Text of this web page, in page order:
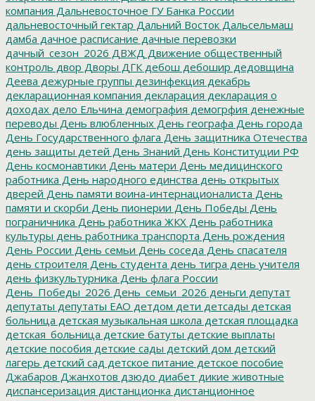
компания Дальневосточное ГУ Банка России
дальневосточный гектар Дальний Восток Дальсельмаш
дамба дачное расписание дачные перевозки
дачный_сезон_2026 ДВЖД Движение общественный
контроль двор Дворы ДГК дебош дебошир дедовщина
Деева дежурные группы дезинфекция декабрь
декларационная компания декларация декларация о
доходах дело Ельчина демография демогрфия денежные
переводы День влюбленных День географа День города
День Государственного флага День защитника Отечества
день защиты детей День Знаний День Конституции РФ
День космонавтики День матери День медицинского
работника День народного единства день открытых
дверей День памяти воина-интернационалиста День
памяти и скорби День пионерии День Победы День
пограничника День работника ЖКХ День работника
культуры день работника транспорта День рождения
День России День семьи День соседа День спасателя
день строителя День студента день тигра день учителя
день физкультурника День флага России
День_Победы_2026 День_семьи_2026 деньги депутат
депутаты депутаты ЕАО детдом дети детсады детская
больница детская музыкальная школа детская площадка
детская_больница детские батуты детские выплаты
детские пособия детские сады детский дом детский
лагерь детский сад детское питание детское пособие
Джабаров Джанхотов дзюдо диабет дикие животные
диспансеризация дистанционка дистанционное